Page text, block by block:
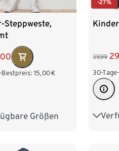
Steppweste,
Bestpreis: 15,00€
Größen
98/104
-27%
39,99
30-
122/